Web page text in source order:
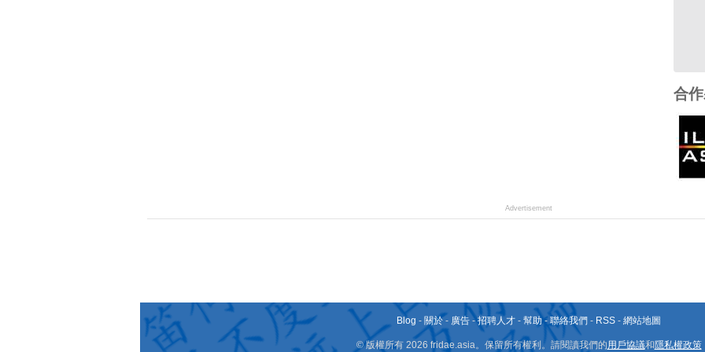
合
Advertisement
Blog - 關於 - 廣告 -招聘人才 - 幫助- 聯絡我們 - RSS - 網站地圖
© 版權所有 2026 fridae.asia。保留所有權利。請閱讀我們的用戶協議和隱私權政策